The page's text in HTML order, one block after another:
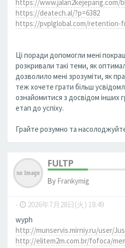
https://www.jalan2kejepang.com/
https://deatech.al/?p=6382
https://pvplglobal.com/retention-
Ці поради допомогли мені
розкривали такі теми, як
дозволило мені зрозуміти, як
теж хочете грати більш
ознайомитися з досвідом інших
етап до успіху.
Грайте розумно та
FULTP
By Frankymig
- 2026年7月28日(火) 18:49
wyph
http://munservis.mirniy.ru/user/
http://elitem2m.com.br/fofoca/